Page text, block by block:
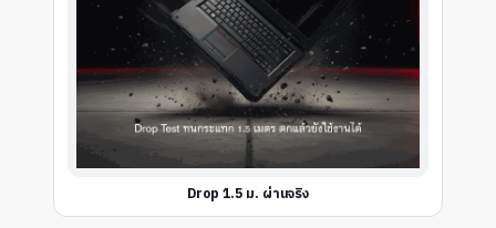
Drop 1.5 ม. ผ่านจริง